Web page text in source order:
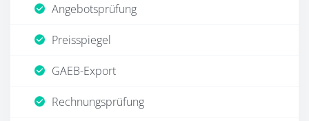
Angebotsprüfung
Preisspiegel
GAEB-Export
Rechnungsprüfung